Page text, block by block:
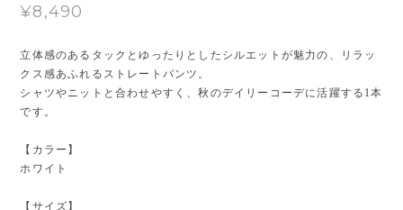
¥8,490
立体感のあるタックとゆったりとしたシルエットが魅力の、リラッ
クス感あふれるストレートパンツ。
シャツやニットと合わせやすく、秋のデイリーコーデに活躍する1本
です。
【カラー】
ホワイト
【サイズ】